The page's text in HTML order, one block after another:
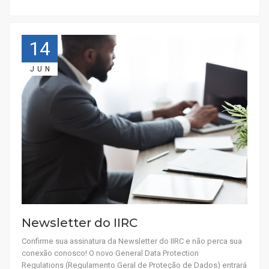
14
JUN
Newsletter do IIRC
Confirme sua assinatura da Newsletter do IIRC e não perca sua
conexão conosco! O novo General Data Protection
Regulations (Regulamento Geral de Proteção de Dados) entrará